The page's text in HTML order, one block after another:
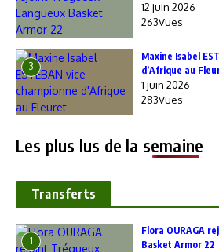
12 juin 2026
263Vues
3
Maxine Isabel
d’Afrique au
1 juin 2026
283Vues
Les plus lus de la semaine
Transferts
1
Flora OURAGA
Basket Armor 22